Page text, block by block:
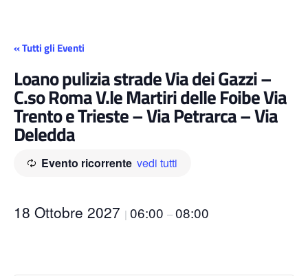
« Tutti gli Eventi
Loano pulizia strade Via dei Gazzi –
C.so Roma V.le Martiri delle Foibe Via
Trento e Trieste – Via Petrarca – Via
Deledda
Evento ricorrente vedi tutti
18 Ottobre 2027 | 06:00 –08:00